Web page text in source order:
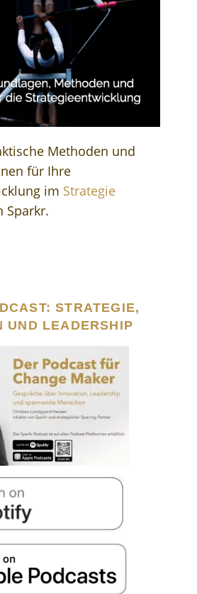
Methoden und
für Ihre
im Strategie
Sparkr.
STRATEGIE,
UND LEADERSHIP